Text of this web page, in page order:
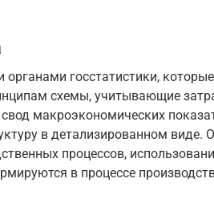
госстатистики, которые
схемы, учитывающие
макроэкономических
в детализированном виде.
процессов,
в процессе